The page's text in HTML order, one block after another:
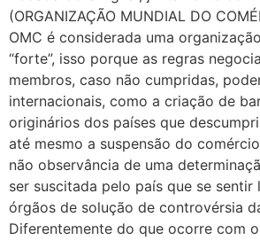
(ORGANIZAÇÃO MUNDIAL DO
OMC é considerada uma
“forte”, isso porque as regras
membros, caso não cumpridas,
internacionais, como a criação de
originários dos países que
até mesmo a suspensão do
não observância de uma
ser suscitada pelo país que se sentir
órgãos de solução de controvérsia
Diferentemente do que ocorre com